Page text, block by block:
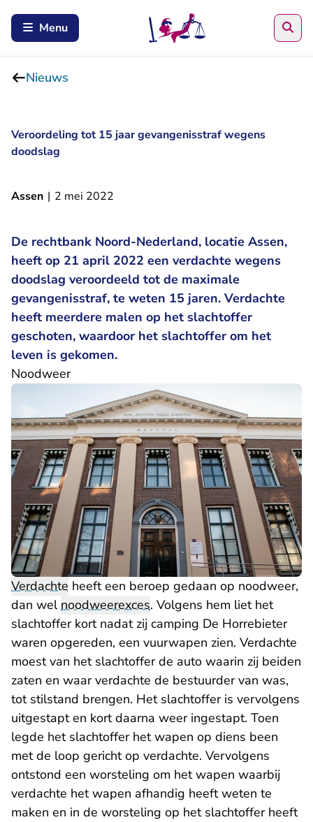
Menu
Nieuws
Veroordeling tot 15 jaar gevangenisstraf wegens
doodslag
Assen | 2 mei 2022
De rechtbank Noord-Nederland, locatie Assen,
heeft op 21 april 2022 een verdachte wegens
doodslag veroordeeld tot de maximale
gevangenisstraf, te weten 15 jaren. Verdachte
heeft meerdere malen op het slachtoffer
geschoten, waardoor het slachtoffer om het
leven is gekomen.
Noodweer
Verdachte heeft een beroep gedaan op noodweer,
dan welnoodweerexces. Volgens hem liet het
slachtoffer kort nadat zij camping De Horrebieter
waren opgereden, een vuurwapen zien. Verdachte
moest van het slachtoffer de auto waarin zij beiden
zaten en waar verdachte de bestuurder van was,
tot stilstand brengen. Het slachtoffer is vervolgens
uitgestapt en kort daarna weer ingestapt. Toen
legde het slachtoffer het wapen op diens been
met de loop gericht op verdachte. Vervolgens
ontstond een worsteling om het wapen waarbij
verdachte het wapen afhandig heeft weten te
maken en in de worsteling op het slachtoffer heeft